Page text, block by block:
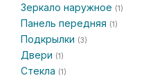
Зеркало наружное (1)
Панель передняя (1)
Подкрылки (3)
Двери (1)
Стекла (1)